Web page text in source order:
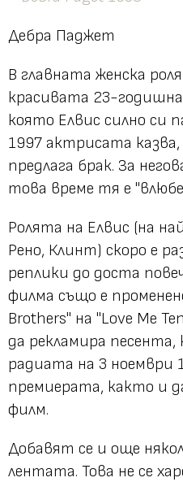
Дебра Паджет
В главната женска
красивата 23-
която Елвис силно си
1997 актрисата
предлага брак. За
това време тя е
Ролята на Елвис (на
Рено, Клинт) скоро е
реплики до доста
филма също е
Brothers" на "Love Me
да рекламира песента,
радиата на 3 ноември
премиерата, както и
филм.
Добавят се и още
лентата. Това не се